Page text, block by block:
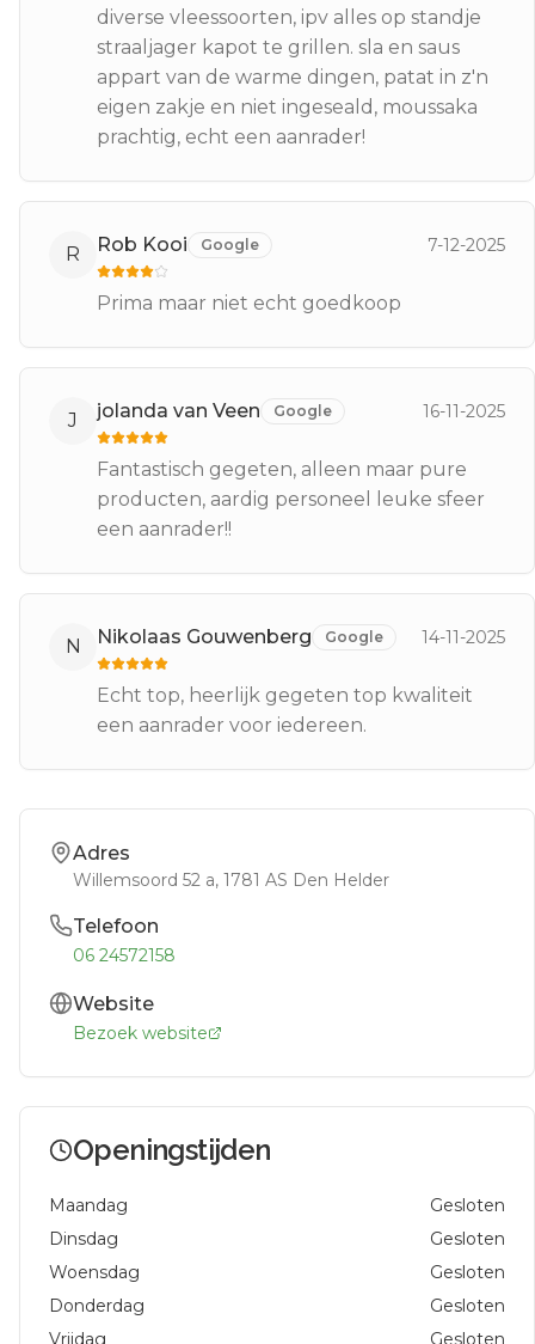
diverse vleessoorten, ipv alles op standje
straaljager kapot te grillen. sla en saus
appart van de warme dingen, patat in z'n
eigen zakje en niet ingeseald, moussaka
prachtig, echt een aanrader!
R Rob Kooi Google 7-12-2025
Prima maar niet echt goedkoop
J jolanda van Veen Google 16-11-2025
Fantastisch gegeten, alleen maar pure
producten, aardig personeel leuke sfeer
een aanrader!!
N Nikolaas Gouwenberg Google 14-11-2025
Echt top, heerlijk gegeten top kwaliteit
een aanrader voor iedereen.
Adres
Willemsoord 52 a, 1781 AS Den Helder
Telefoon
06 24572158
Website
Bezoek website
Openingstijden
Maandag
Gesloten
Dinsdag
Gesloten
Woensdag
Gesloten
Donderdag
Gesloten
Vrijdag
Gesloten